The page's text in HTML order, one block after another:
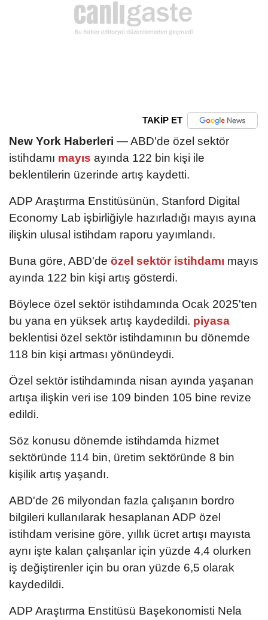
TAKİP ET
New York Haberleri — ABD'de özel sektör
istihdamı mayıs ayında 122 bin kişi ile
beklentilerin üzerinde artış kaydetti.
ADP Araştırma Enstitüsünün, Stanford Digital
Economy Lab işbirliğiyle hazırladığı mayıs ayına
ilişkin ulusal istihdam raporu yayımlandı.
Buna göre, ABD'de özel sektör istihdamı mayıs
ayında 122 bin kişi artış gösterdi.
Böylece özel sektör istihdamında Ocak 2025'ten
bu yana en yüksek artış kaydedildi. piyasa
beklentisi özel sektör istihdamının bu dönemde
118 bin kişi artması yönündeydi.
Özel sektör istihdamında nisan ayında yaşanan
artışa ilişkin veri ise 109 binden 105 bine revize
edildi.
Söz konusu dönemde istihdamda hizmet
sektöründe 114 bin, üretim sektöründe 8 bin
kişilik artış yaşandı.
ABD'de 26 milyondan fazla çalışanın bordro
bilgileri kullanılarak hesaplanan ADP özel
istihdam verisine göre, yıllık ücret artışı mayısta
aynı işte kalan çalışanlar için yüzde 4,4 olurken
iş değiştirenler için bu oran yüzde 6,5 olarak
kaydedildi.
ADP Araştırma Enstitüsü Başekonomisti Nela